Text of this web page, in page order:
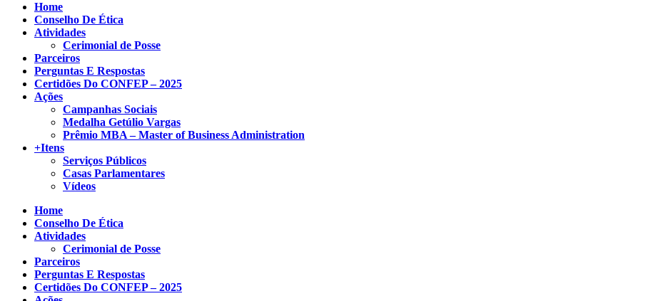
Home
Conselho De Ética
Atividades
Cerimonial de Posse
Parceiros
Perguntas E Respostas
Certidões Do CONFEP – 2025
Ações
Campanhas Sociais
Medalha Getúlio Vargas
Prêmio MBA – Master of Business Administration
+Itens
Serviços Públicos
Casas Parlamentares
Vídeos
Home
Conselho De Ética
Atividades
Cerimonial de Posse
Parceiros
Perguntas E Respostas
Certidões Do CONFEP – 2025